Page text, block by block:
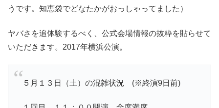
うです。知恵袋でどなたかがおっしゃってました）
ヤバさを追体験するべく、公式会場情報の抜粋を貼らせて
いただきます。2017年横浜公演。
５月１３日（土）の混雑状況 (※終演9日前)